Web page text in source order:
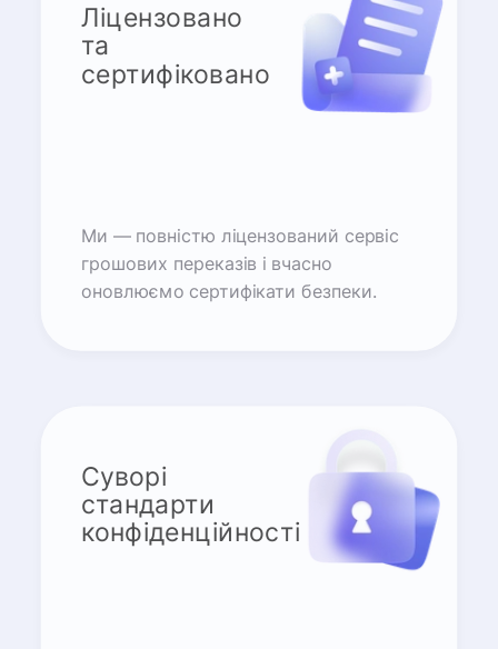
Ліцензовано
та
сертифіковано
Ми — повністю ліцензований сервіс
грошових переказів і вчасно
оновлюємо сертифікати безпеки.
Суворі
стандарти
конфіденційності